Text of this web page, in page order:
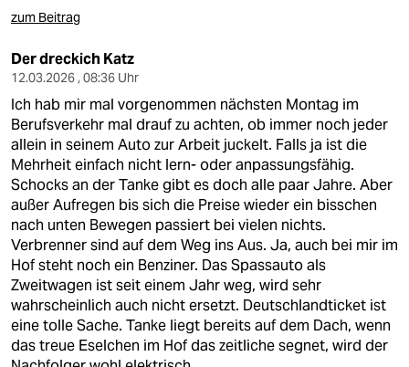
zum Beitrag
Der dreckich Katz
12.03.2026 , 08:36 Uhr
Ich hab mir mal vorgenommen nächsten Montag im
Berufsverkehr mal drauf zu achten, ob immer noch jeder
allein in seinem Auto zur Arbeit juckelt. Falls ja ist die
Mehrheit einfach nicht lern- oder anpassungsfähig.
Schocks an der Tanke gibt es doch alle paar Jahre. Aber
außer Aufregen bis sich die Preise wieder ein bisschen
nach unten Bewegen passiert bei vielen nichts.
Verbrenner sind auf dem Weg ins Aus. Ja, auch bei mir im
Hof steht noch ein Benziner. Das Spassauto als
Zweitwagen ist seit einem Jahr weg, wird sehr
wahrscheinlich auch nicht ersetzt. Deutschlandticket ist
eine tolle Sache. Tanke liegt bereits auf dem Dach, wenn
das treue Eselchen im Hof das zeitliche segnet, wird der